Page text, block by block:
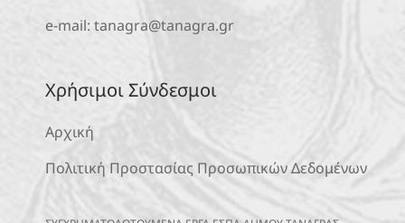
e-mail: tanagra@tanagra.gr
Χρήσιμοι Σύνδεσμοι
Αρχική
Πολιτική Προστασίας Προσωπικών Δεδομένων